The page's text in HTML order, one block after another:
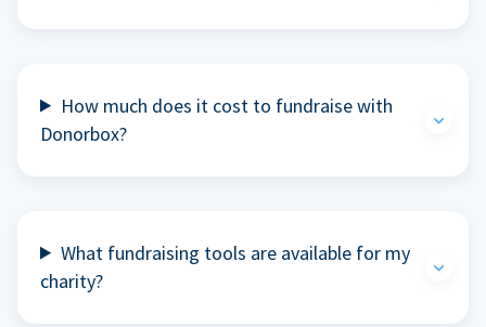
How much does it cost to fundraise with
Donorbox?
What fundraising tools are available for my
charity?